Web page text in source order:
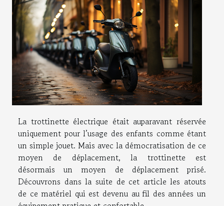
La trottinette électrique était auparavant réservée
uniquement pour l’usage des enfants comme étant
un simple jouet. Mais avec la démocratisation de ce
moyen de déplacement, la trottinette est
désormais un moyen de déplacement prisé.
Découvrons dans la suite de cet article les atouts
de ce matériel qui est devenu au fil des années un